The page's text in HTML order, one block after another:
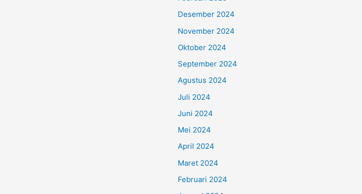
Desember 2024
November 2024
Oktober 2024
September 2024
Agustus 2024
Juli 2024
Juni 2024
Mei 2024
April 2024
Maret 2024
Februari 2024